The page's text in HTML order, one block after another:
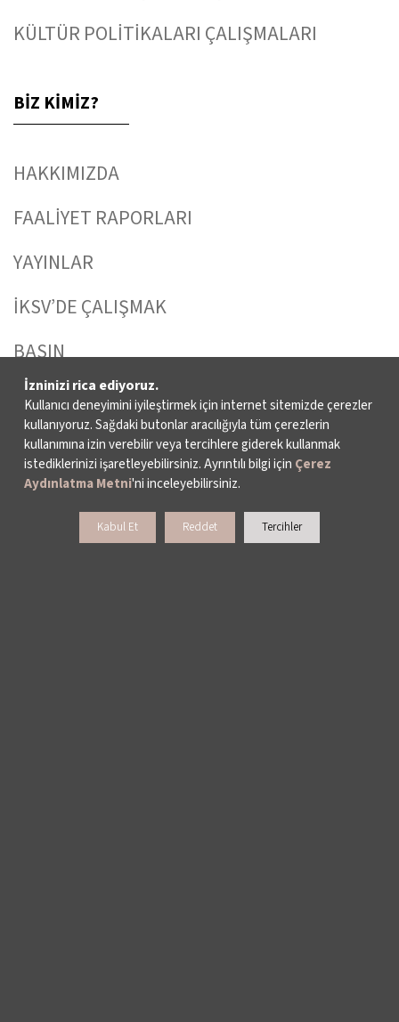
KÜLTÜR POLİTİKALARI ÇALIŞMALARI
BİZ KİMİZ?
HAKKIMIZDA
FAALİYET RAPORLARI
YAYINLAR
İKSV’DE ÇALIŞMAK
BASIN
ARŞİV
BİZE ULAŞIN
DESTEKLERİNİZİ BEKLİYORUZ
İzninizi rica ediyoruz.
Kullanıcı deneyimini iyileştirmek için internet sitemizde çerezler
kullanıyoruz. Sağdaki butonlar aracılığıyla tüm çerezlerin
kullanımına izin verebilir veya tercihlere giderek kullanmak
istediklerinizi işaretleyebilirsiniz. Ayrıntılı bilgi için Çerez
Aydınlatma Metni'ni inceleyebilirsiniz.
Kabul Et Reddet Tercihler